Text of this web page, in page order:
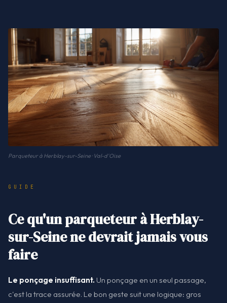
Parqueteur à Herblay-sur-Seine · Val-d'Oise
GUIDE
Ce qu'un parqueteur à Herblay-
sur-Seine ne devrait jamais vous
faire
Le ponçage insuffisant. Un ponçage en un seul passage,
c'est la trace assurée. Le bon geste suit une logique: gros